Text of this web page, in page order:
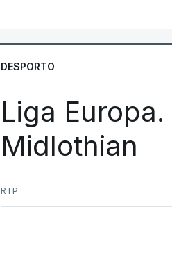
DESPORTO
Liga
Midlothian
RTP